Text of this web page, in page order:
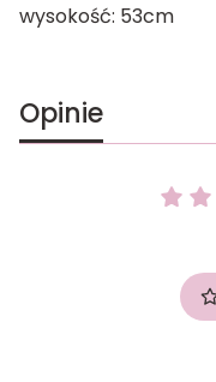
wysokość: 53cm
Opinie